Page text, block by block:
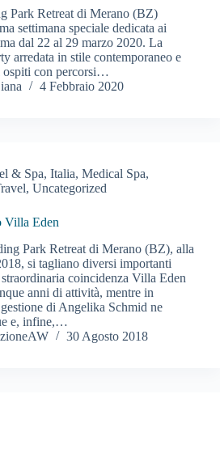
Park Retreat di Merano (BZ)
settimana speciale dedicata ai
dal 22 al 29 marzo 2020. La
arredata in stile contemporaneo e
ospiti con percorsi…
4 Febbraio 2020
& Spa, Italia, Medical Spa,
, Uncategorized
Villa Eden
Park Retreat di Merano (BZ), alla
si tagliano diversi importanti
coincidenza Villa Eden
anni di attività, mentre in
di Angelika Schmid ne
e, infine,…
30 Agosto 2018